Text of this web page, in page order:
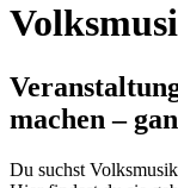
machen –
Du suchst